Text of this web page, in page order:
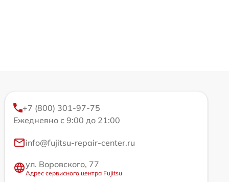
+7 (800) 301-97-75
Ежедневно с 9:00 до 21:00
info@fujitsu-repair-center.ru
ул. Воровского, 77
Адрес сервисного центра Fujitsu